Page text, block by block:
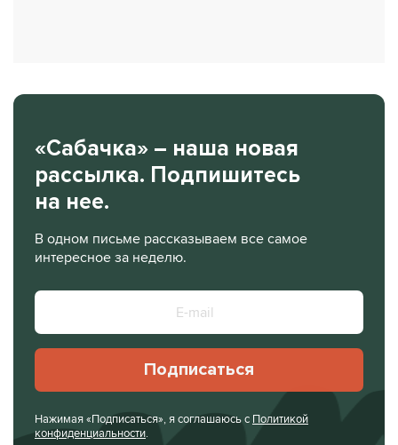
«Сабачка» – наша новая
рассылка. Подпишитесь
на нее.
В одном письме рассказываем все самое
интересное за неделю.
Подписаться
Нажимая «Подписаться», я соглашаюсь с Политикой
конфиденциальности.